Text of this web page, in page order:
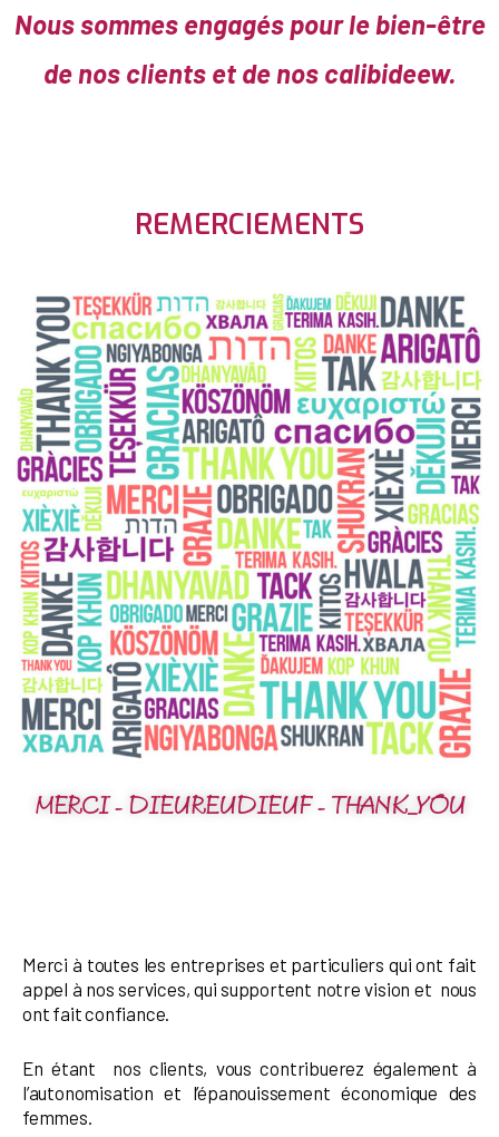
Nous sommes engagés pour le bien-être
de nos clients et de nos calibideew.
REMERCIEMENTS
MERCI - DIEUREUDIEUF - THANK_YOU
Merci à toutes les entreprises et particuliers qui ont fait
appel à nos services, qui supportent notre vision et nous
ont fait confiance.
En étant nos clients, vous contribuerez également à
l’autonomisation et l’épanouissement économique des
femmes.